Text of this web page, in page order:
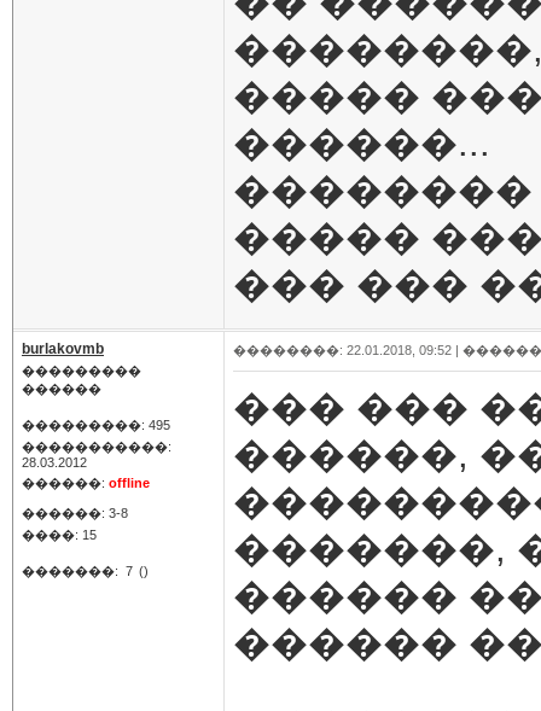
�����
������...
��������
�����
��� ���
burlakovmb
���������
������
���������: 495
�����������:
28.03.2012
������: offline
������: 3-8
����: 15
�������: 7 ()
��������: 22.01.2018, 09:52 |
��� ���
������,
�������,
������
������